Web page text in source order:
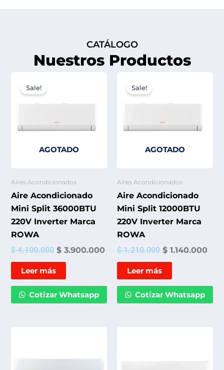
CATÁLOGO
Nuestros Productos
AGOTADO
Sale!
Aires Acondicionados
Aire Acondicionado
Mini Split 36000BTU
220V Inverter Marca
ROWA
$4.100.000 $ 3.900.000
Leer más
Cotizar Whatsapp
AGOTADO
Sale!
Aires Acondicionados
Aire Acondicionado
Mini Split 12000BTU
220V Inverter Marca
ROWA
$1.210.000 $ 1.140.000
Leer más
Cotizar Whatsapp